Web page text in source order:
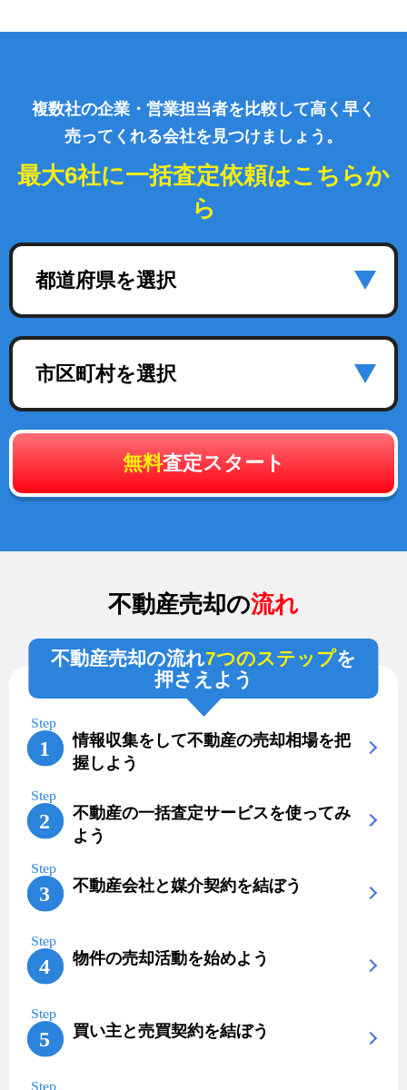
複数社の企業・営業担当者を比較して高く早く
売ってくれる会社を見つけましょう。
最大6社に一括査定依頼はこちらか
ら
都道府県を選択
市区町村を選択
無料査定スタート
不動産売却の流れ
不動産売却の流れ7つのステップを
押さえよう
情報収集をして不動産の売却相場を把
握しよう
不動産の一括査定サービスを使ってみ
よう
不動産会社と媒介契約を結ぼう
物件の売却活動を始めよう
買い主と売買契約を結ぼう